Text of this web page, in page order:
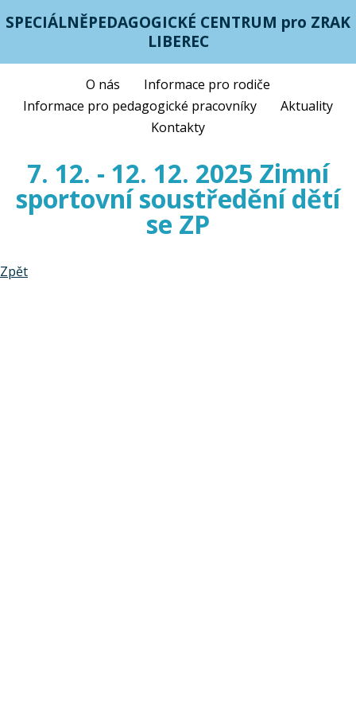
SPECIÁLNĚPEDAGOGICKÉ CENTRUM pro ZRAK
LIBEREC
O nás
Informace pro rodiče
Informace pro pedagogické pracovníky
Aktuality
Kontakty
7. 12. - 12. 12. 2025 Zimní
sportovní soustředění dětí
se ZP
Zpět